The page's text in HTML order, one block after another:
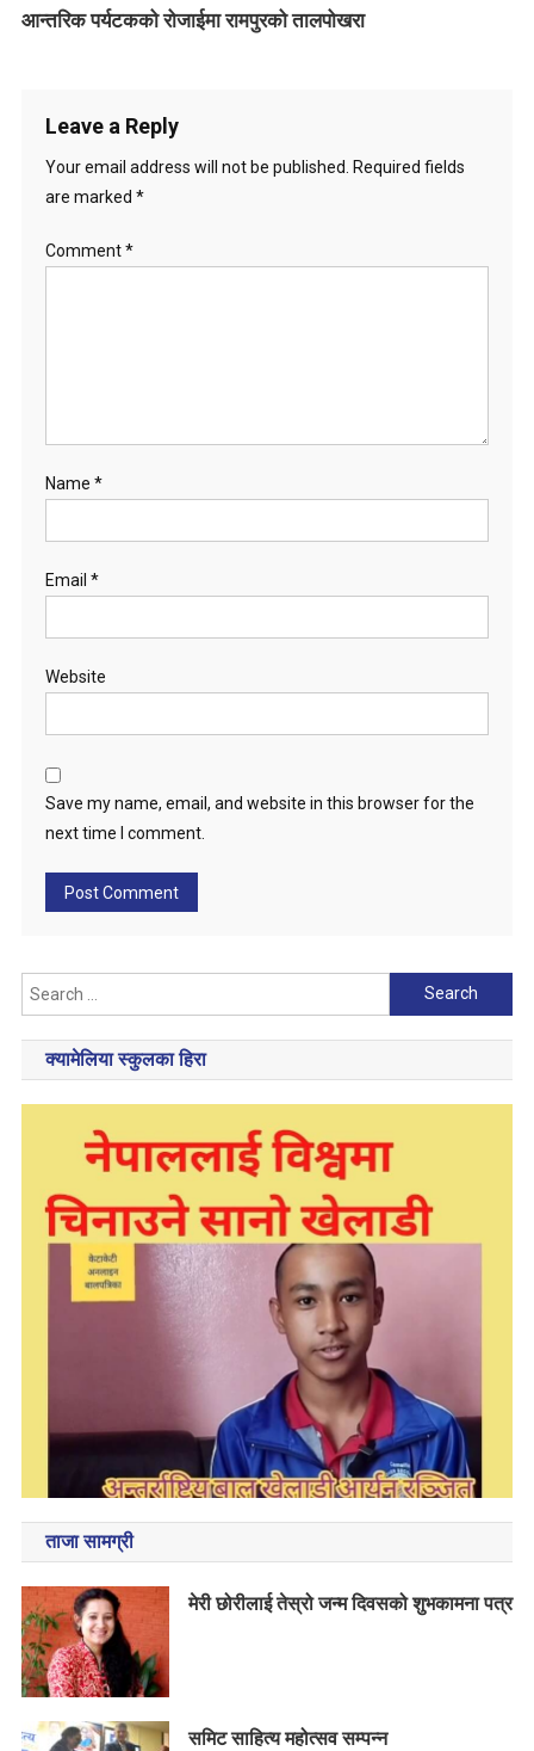
आन्तरिक पर्यटकको रोजाईमा रामपुरको तालपोखरा
Leave a Reply
Your email address will not be published.
Required fields
are marked *
Comment*
Name *
Email *
Website
Save my name, email, and website in this browser for the
next time I comment.
Search
for:
क्यामेलिया स्कुलका हिरा
ताजा सामग्री
मेरी छोरीलाई तेस्रो जन्म दिवसको शुभकामना पत्र
समिट साहित्य महोत्सव सम्पन्न